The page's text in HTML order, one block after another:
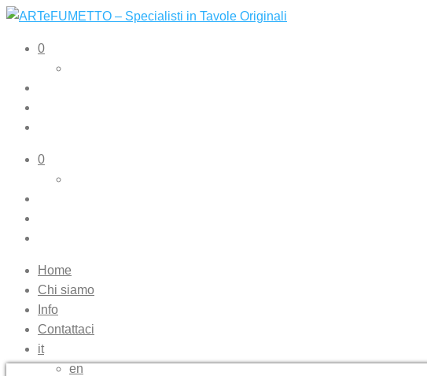
ARTeFUMETTO – Specialisti in Tavole Originali
Tavole originali e illustrazioni originali
0
0
Home
Chi siamo
Info
Contattaci
it
en